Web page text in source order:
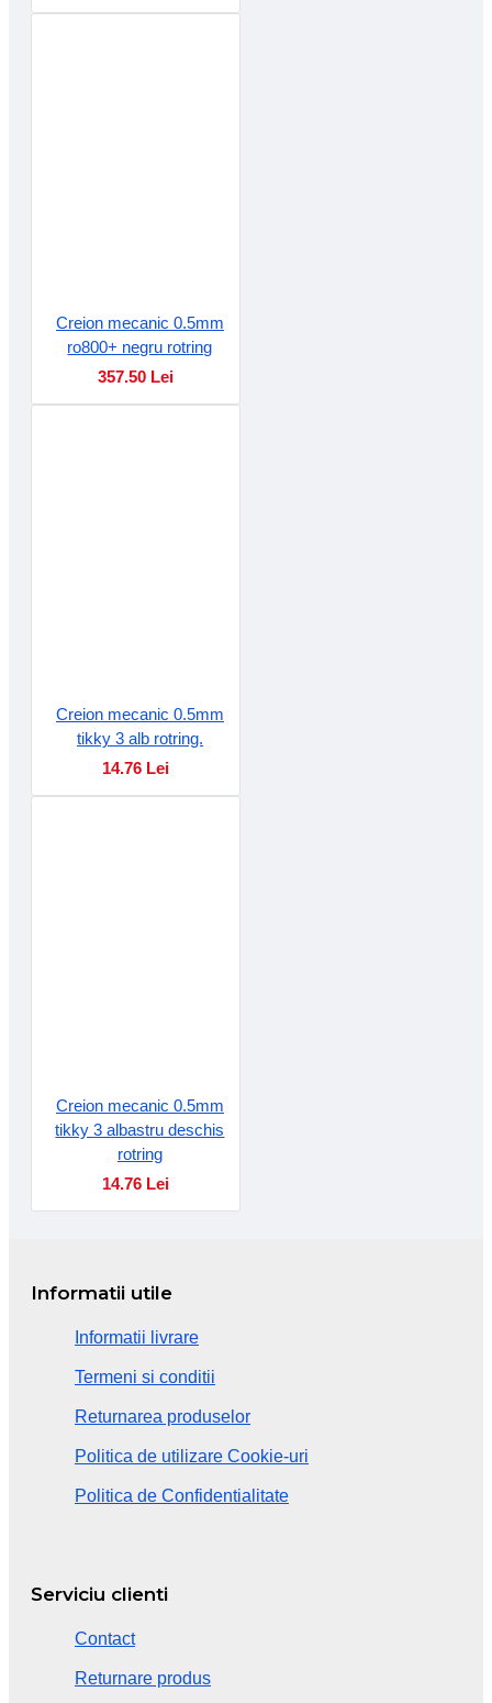
Creion mecanic 0.5mm
ro800+ negru rotring
357.50 Lei
Creion mecanic 0.5mm
tikky 3 alb rotring.
14.76 Lei
Creion mecanic 0.5mm
tikky 3 albastru deschis
rotring
14.76 Lei
Informatii utile
Informatii livrare
Termeni si conditii
Returnarea produselor
Politica de utilizare Cookie-uri
Politica de Confidentialitate
Serviciu clienti
Contact
Returnare produs